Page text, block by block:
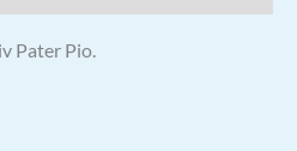
Pater Pio.